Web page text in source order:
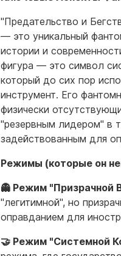
"Предательство и
— это уникальный
истории и
фигура — это символ
который до сих пор
инструмент. Его
физически
"резервным лидером" в
задействованным для
Режимы (которые он
👻 Режим "Призрачной
"легитимной", но
оправданием для
🤝 Режим "Системной